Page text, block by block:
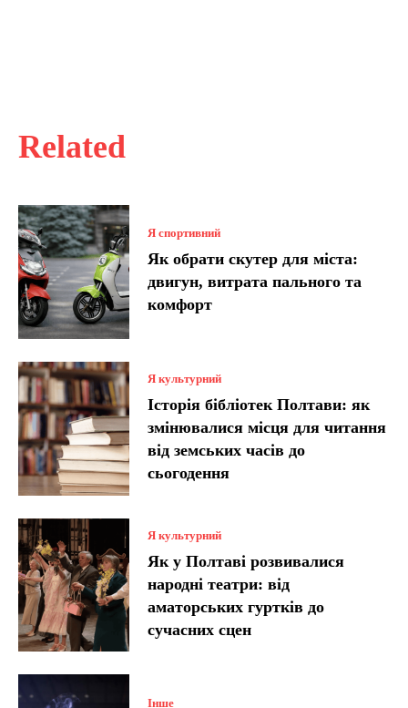
Related
Я спортивний
Як обрати скутер для міста:
двигун, витрата пального та
комфорт
Я культурний
Історія бібліотек Полтави: як
змінювалися місця для читання
від земських часів до
сьогодення
Я культурний
Як у Полтаві розвивалися
народні театри: від
аматорських гуртків до
сучасних сцен
Інше